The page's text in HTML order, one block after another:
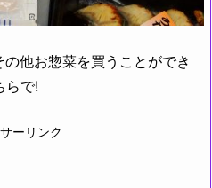
他お惣菜を買うことができ
らで!
ーリンク